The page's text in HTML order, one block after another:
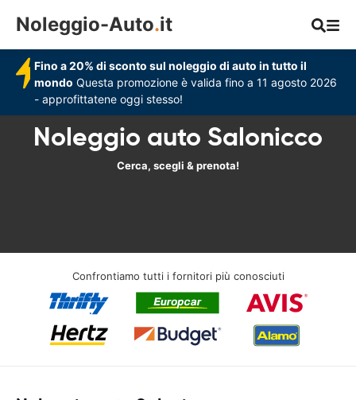
Noleggio-Auto.it
Fino a 20% di sconto sul noleggio di auto in tutto il
mondo Questa promozione è valida fino a 11 agosto 2026
- approfittatene oggi stesso!
Noleggio auto Salonicco
Cerca, scegli & prenota!
Confrontiamo tutti i fornitori più conosciuti